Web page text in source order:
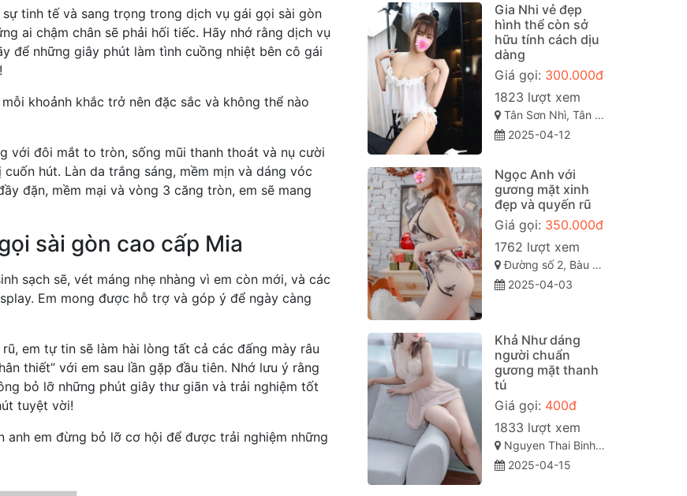
tinh tế và sang trọng trong dịch vụ gái gọi sài gòn
ai chậm chân sẽ phải hối tiếc. Hãy nhớ rằng dịch vụ
để những giây phút làm tình cuồng nhiệt bên cô gái
khoảnh khắc trở nên đặc sắc và không thể nào
với đôi mắt to tròn, sống mũi thanh thoát và nụ cười
hút. Làn da trắng sáng, mềm mịn và dáng vóc
đặn, mềm mại và vòng 3 căng tròn, em sẽ mang
sài gòn cao cấp Mia
sạch sẽ, vét máng nhẹ nhàng vì em còn mới, và các
Em mong được hỗ trợ và góp ý để ngày càng
em tự tin sẽ làm hài lòng tất cả các đấng mày râu
thiết” với em sau lần gặp đầu tiên. Nhớ lưu ý rằng
bỏ lỡ những phút giây thư giãn và trải nghiệm tốt
tuyệt vời!
anh em đừng bỏ lỡ cơ hội để được trải nghiệm những
Gia Nhi vẻ đẹp
hình thể còn sở
hữu tính cách dịu
dàng
Giá gọi: 300.000đ
1823 lượt xem
Tân Sơn Nhì, Tân Phú, Thành phố Hồ Chí Minh
2025-04-12
Ngọc Anh với
gương mặt xinh
đẹp và quyến rũ
Giá gọi: 350.000đ
1762 lượt xem
Đường số 2, Bàu Bàng, Bình Dương
2025-04-03
Khả Như dáng
người chuẩn
gương mặt thanh
tú
Giá gọi: 400đ
1833 lượt xem
Nguyen Thai Binh, Phường 12, Tân Bình, Thành phố Hồ Chí Minh
2025-04-15